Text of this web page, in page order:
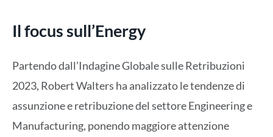
Il focus sull’Energy
Partendo dall’Indagine Globale sulle Retribuzioni
2023, Robert Walters ha analizzato le tendenze di
assunzione e retribuzione del settore Engineering e
Manufacturing, ponendo maggiore attenzione